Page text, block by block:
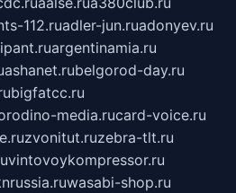
112.ruadler-jun.ruadonyev.ru
argentinamia.ru
ashanet.rubelgorod-day.ru
bigfatcc.ru
media.rucard-voice.ru
zvonitut.ruzebra-tlt.ru
vintovoykompressor.ru
wasabi-shop.ru